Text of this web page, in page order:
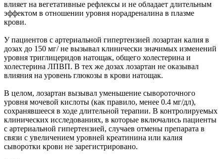
влияет на вегетативные рефлексы и не обладает длительным
эффектом в отношении уровня норадреналина в плазме
крови.
У пациентов с артериальной гипертензией лозартан калия в
дозах до 150 мг/ не вызывал клинически значимых изменений
уровня триглицеридов натощак, общего холестерина и
холестерина ЛПВП. В тех же дозах лозартан не оказывал
влияния на уровень глюкозы в крови натощак.
В целом, лозартан вызывал уменьшение сывороточного
уровня мочевой кислоты (как правило, менее 0.4 мг/дл),
сохранявшееся в ходе длительной терапии. В контролируемых
клинических исследованиях, в которые включались пациенты
с артериальной гипертензией, случаев отмены препарата в
связи с увеличением уровней креатинина или калия
сыворотки крови не зарегистрировано.